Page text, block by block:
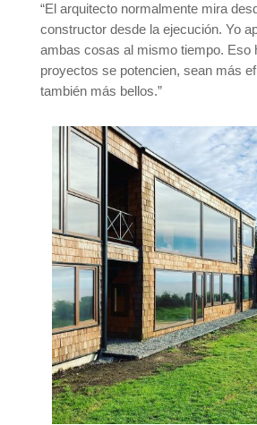
“El arquitecto normalmente mira
constructor desde la ejecución. Yo
ambas cosas al mismo tiempo. Eso
proyectos se potencien, sean más
también más bellos.”